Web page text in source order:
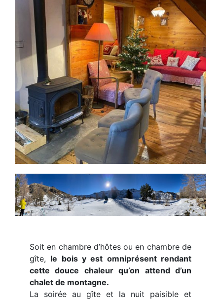
Soit en chambre d’hôtes ou en chambre de
gîte, le bois y est omniprésent rendant
cette douce chaleur qu’on attend d’un
chalet de montagne.
La soirée au gîte et la nuit paisible et